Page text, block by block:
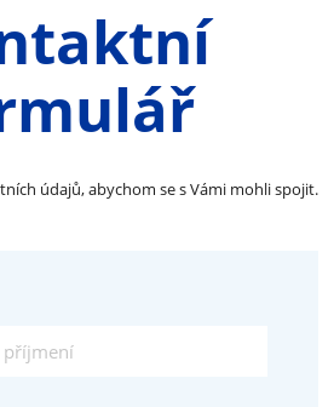
údajů, abychom se s Vámi mohli spojit.